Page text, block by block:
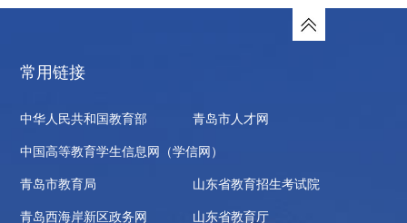
常用链接
中华人民共和国教育部
青岛市人才网
中国高等教育学生信息网（学信网）
青岛市教育局
山东省教育招生考试院
青岛西海岸新区政务网
山东省教育厅